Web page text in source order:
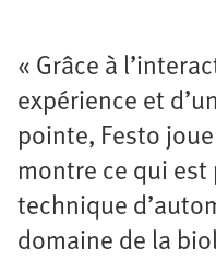
« Grâce à
expérience et
pointe, Festo
montre ce qui
technique
domaine de la